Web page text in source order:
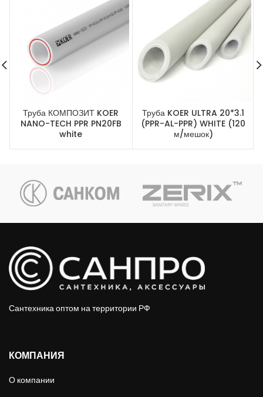
Труба КОМПОЗИТ KOER
NANO-TECH PPR PN20FB
white
Труба KOER ULTRA 20*3.1
(PPR-AL-PPR) WHITE (120
м/мешок)
Сантехника оптом на территории РФ
КОМПАНИЯ
О компании